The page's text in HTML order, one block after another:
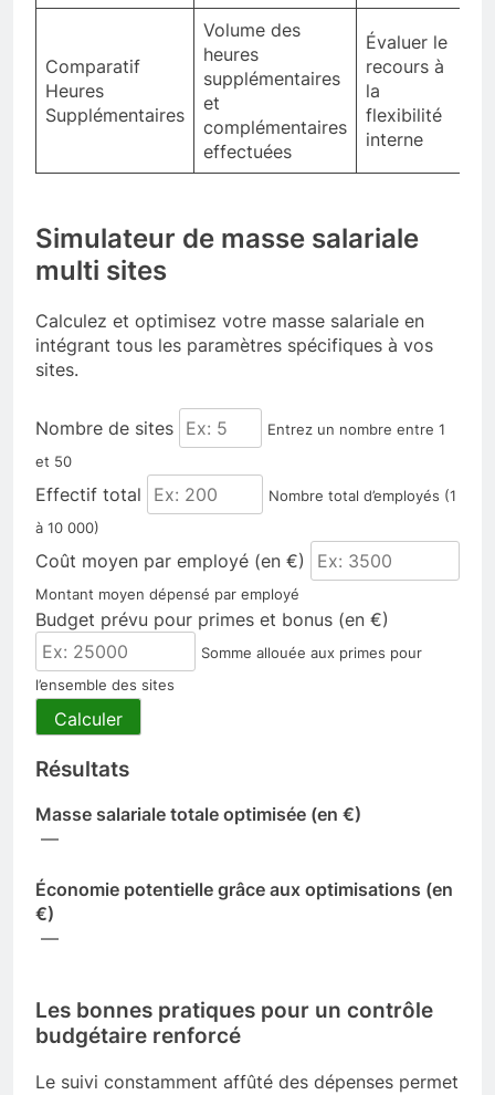
Comparatif
Heures
Supplémentaires
Volume des
heures
supplémentaires
et
complémentaires
effectuées
Évaluer le
recours à
la
flexibilité
interne
Simulateur de masse salariale
multi sites
Calculez et optimisez votre masse salariale en
intégrant tous les paramètres spécifiques à vos
sites.
Nombre de sites
Entrez un nombre entre 1
et 50
Effectif total
Nombre total d’employés (1
à 10 000)
Coût moyen par employé (en €)
Montant moyen dépensé par employé
Budget prévu pour primes et bonus (en €)
Somme allouée aux primes pour
l’ensemble des sites
Calculer
Résultats
Masse salariale totale optimisée (en €)
—
Économie potentielle grâce aux optimisations (en
€)
—
Les bonnes pratiques pour un contrôle
budgétaire renforcé
Le suivi constamment affûté des dépenses permet